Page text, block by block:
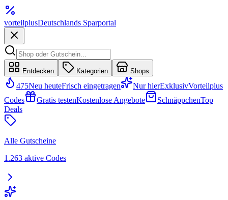
vorteilplusDeutschlands Sparportal
Entdecken Kategorien Shops
475Neu heuteFrisch eingetragen Nur hierExklusivVorteilplus
Codes
Gratis testenKostenlose Angebote SchnäppchenTop
Deals
Alle Gutscheine
1.263 aktive Codes